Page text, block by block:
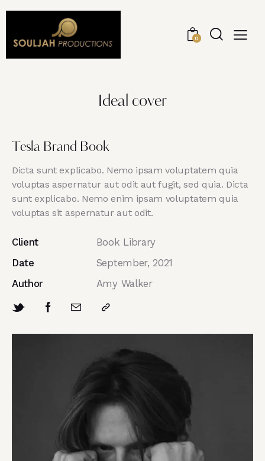
0
Ideal cover
Tesla Brand Book
Dicta sunt explicabo. Nemo ipsam voluptatem quia
voluptas aspernatur aut odit aut fugit, sed quia. Dicta
sunt explicabo. Nemo enim ipsam voluptatem quia
voluptas sit aspernatur aut odit.
Client
Book Library
Date
September, 2021
Author
Amy Walker